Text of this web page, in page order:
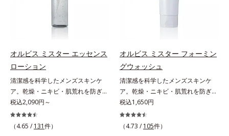
印象の鍵となるハリ・ツヤへもアプ
ローチする進化を遂げました。うる
おいを逃しやすい男性肌に着目し、
アイテム同士をなじみやすくする
「うるおいコネクト設計」を採用。
8アイテム分の機能を3ステップに集
約し、よりシンプルなお手入れで、
ハリ・ツヤのある好印象な清潔透明
肌(*1)へ導きます。*1 うるおいによ
る透明感のある肌*2 男性の顔画像
を用いた印象評価において、基準画
像に対して、頬全体に輝度分布がな
ローチする進化を遂げました。うる
アイテム同士をなじみやすくする
「うるおいコネクト設計」を採用。
8アイテム分の機能を3ステップに集
約し、よりシンプルなお手入れで、
ハリ・ツヤのある好印象な清潔透明
肌(*1)へ導きます。*1 うるおいによ
る透明感のある肌*2 男性の顔画像
を用いた印象評価において、基準画
オルビス ミスター エッセンス
ローション
清潔感を科学したメンズスキンケ
ア。乾燥・ニキビ・肌荒れを防ぎハ
リ・ツヤのある、好印象な清潔透明
肌(*1)へ。オルビス ミスターは、男
性の清潔感、爽やかさ、若々しさの
税込2,090円～
（4.65 / 131件）
オルビス ミスター フォーミン
グウォッシュ
清潔感を科学したメンズスキンケ
ア。乾燥・ニキビ・肌荒れを防ぎハ
リ・ツヤのある、好印象な清潔透明
肌(*1)へ。オルビス ミスターは、男
性の清潔感、爽やかさ、若々しさの
税込1,650円
（4.73 / 105件）